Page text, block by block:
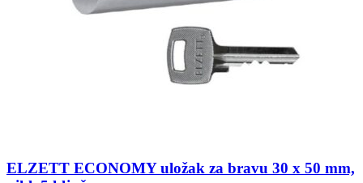
ELZETT ECONOMY uložak za bravu 30 x 50 mm,